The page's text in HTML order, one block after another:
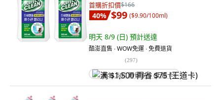
首購折扣價$166
40% $99 ($9.90/100ml)
明天 8/9 (日) 預計送達
酷澎直售 ∙ WOW免運 ∙ 免費退貨
(297)
满 $1,500 再省 $75 (王道卡)